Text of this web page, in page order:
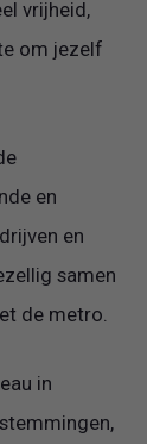
vrijheid,
om jezelf
en
en
samen
de metro.
in